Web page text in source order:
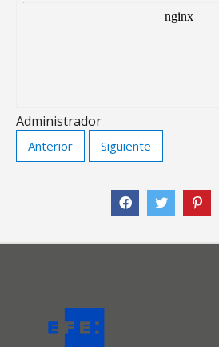
Administrador
Anterior Siguiente